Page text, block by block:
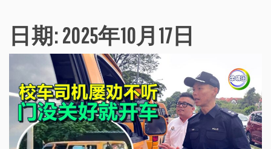
日期:2025年10月17日